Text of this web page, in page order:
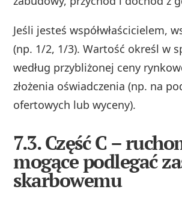
Jeśli jesteś współwłaścicielem,
(np. 1/2, 1/3). Wartość określ w
według przybliżonej ceny
złożenia oświadczenia (np. na
ofertowych lub wyceny).
7.3. Część C –
mogące podlegać
skarbowemu